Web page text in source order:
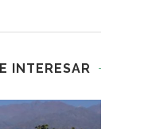
INTERESAR